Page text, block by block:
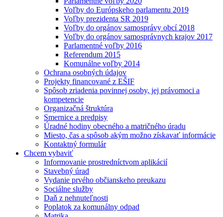
Voľby do Európskeho parlamentu 2019
Voľby prezidenta SR 2019
Voľby do orgánov samosprávy obcí 2018
Voľby do orgánov samosprávnych krajov 2017
Parlamentné voľby 2016
Referendum 2015
Komunálne voľby 2014
Ochrana osobných údajov
Projekty financované z EŠIF
Spôsob zriadenia povinnej osoby, jej právomoci a
kompetencie
Organizačná štruktúra
Smernice a predpisy
Úradné hodiny obecného a matričného úradu
Miesto, čas a spôsob akým možno získavať informácie
Kontaktný formulár
Chcem vybaviť
Informovanie prostredníctvom aplikácií
Stavebný úrad
Vydanie prvého občianskeho preukazu
Sociálne služby
Daň z nehnuteľnosti
Poplatok za komunálny odpad